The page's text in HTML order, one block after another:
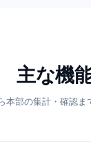
主な機
本部の集計・確認ま